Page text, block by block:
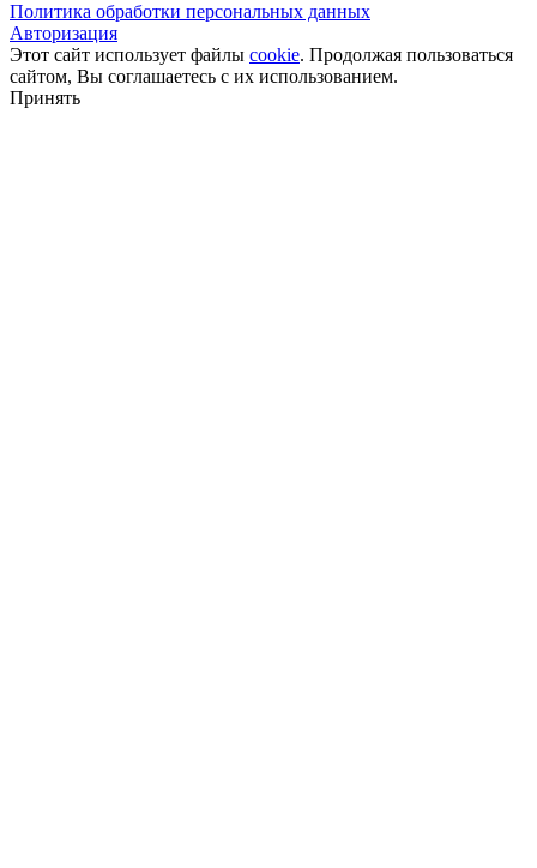
Политика обработки персональных данных
Авторизация
Этот сайт использует файлы cookie. Продолжая пользоваться
сайтом, Вы соглашаетесь с их использованием.
Принять